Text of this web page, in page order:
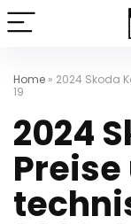
Home » 2024 Skoda
19
2024